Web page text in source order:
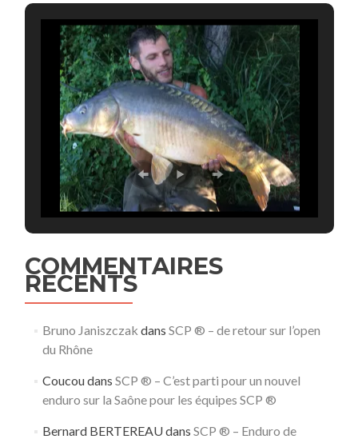
COMMENTAIRES
RECENTS
Bruno Janiszczak dans SCP ® – de retour sur l’open
du Rhône
Coucoudans SCP ® – C’est parti pour un nouvel
enduro sur la Saône pour les équipes SCP ®
Bernard BERTEREAUdans SCP ® – Enduro de